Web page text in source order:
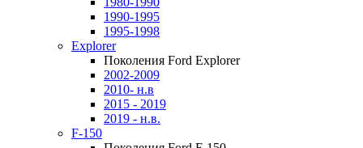
1990-1995
1995-1998
Explorer
Поколения Ford Explorer
2002-2009
2010- н.в
2015 - 2019
2019 - н.в.
F-150